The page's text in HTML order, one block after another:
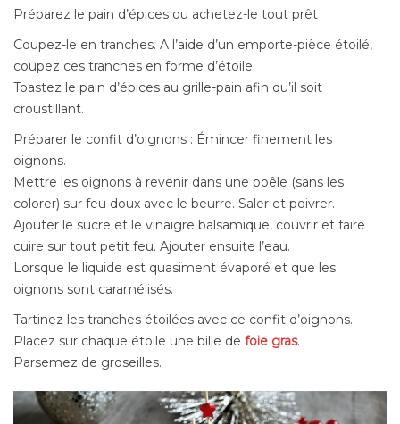
Préparez le pain d’épices ou achetez-le tout prêt
Coupez-le en tranches. A l’aide d’un emporte-pièce étoilé,
coupez ces tranches en forme d’étoile.
Toastez le pain d’épices au grille-pain afin qu’il soit
croustillant.
Préparer le confit d’oignons : Émincer finement les
oignons.
Mettre les oignons à revenir dans une poêle (sans les
colorer) sur feu doux avec le beurre. Saler et poivrer.
Ajouter le sucre et le vinaigre balsamique, couvrir et faire
cuire sur tout petit feu. Ajouter ensuite l’eau.
Lorsque le liquide est quasiment évaporé et que les
oignons sont caramélisés.
Tartinez les tranches étoilées avec ce confit d’oignons.
Placez sur chaque étoile une bille de foie gras.
Parsemez de groseilles.